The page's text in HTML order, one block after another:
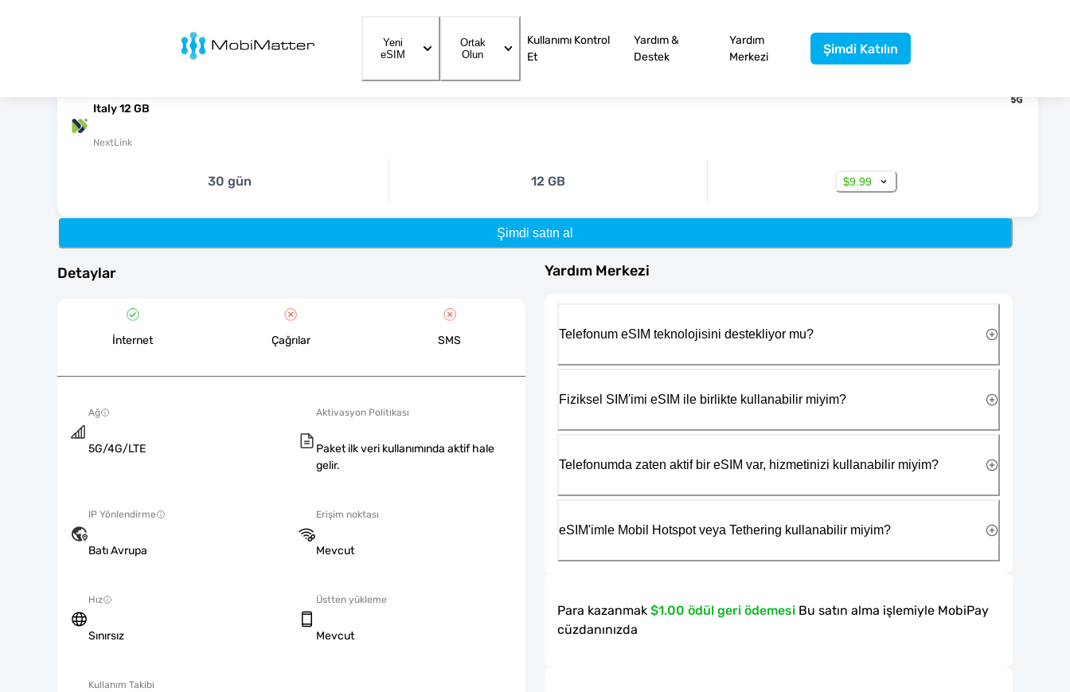
MobiMatter
Yeni
eSIM
Ortak
Olun
Kullanımı Kontrol
Et
Yardım &
Destek
Yardım
Merkezi
Şimdi Katılın
Italy 12 GB
NextLink
30 gün 12 GB $9.99
Şimdi satın al
Detaylar
İnternet Çağrılar SMS
Ağ
5G/4G/LTE
Aktivasyon Politikası
Paket ilk veri kullanımında aktif hale
gelir.
IP Yönlendirme
Batı Avrupa
Erişim noktası
Mevcut
Hız
Sınırsız
Üstten yükleme
Mevcut
Kullanım Takibi
Yardım Merkezi
Telefonum eSIM teknolojisini destekliyor mu?
Fiziksel SIM'imi eSIM ile birlikte kullanabilir miyim?
Telefonumda zaten aktif bir eSIM var, hizmetinizi kullanabilir miyim?
eSIM'imle Mobil Hotspot veya Tethering kullanabilir miyim?
Para kazanmak $1.00 ödül geri ödemesi Bu satın alma işlemiyle MobiPay
cüzdanınızda